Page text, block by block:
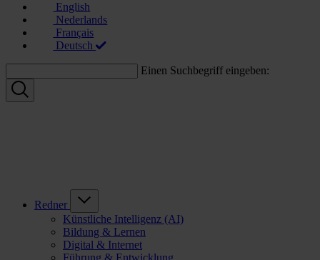
English
Nederlands
Français
Deutsch
Einen Suchbegriff eingeben:
Redner
Künstliche Intelligenz (AI)
Bildung & Lernen
Digital & Internet
Führung & Entwicklung